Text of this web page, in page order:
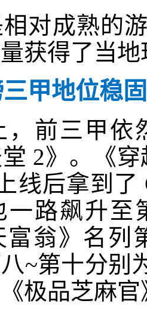
对成熟的
获得了当
甲地位稳固
，前三甲依
2》。《穿
线后拿到
一路飙升至
翁》名列
~第十分别
极品芝麻官